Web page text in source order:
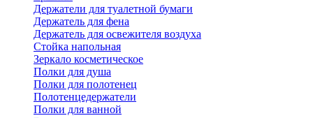
Держатели для туалетной бумаги
Держатель для фена
Держатель для освежителя воздуха
Стойка напольная
Зеркало косметическое
Полки для душа
Полки для полотенец
Полотенцедержатели
Полки для ванной